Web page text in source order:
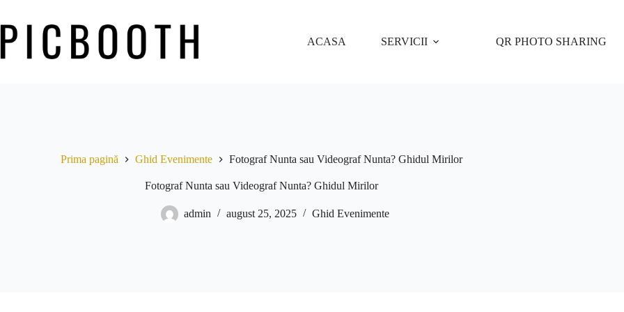
ACASA SERVICII QR PHOTO SHARING
Prima pagină Ghid Evenimente Fotograf Nunta sau Videograf Nunta? Ghidul Mirilor
Fotograf Nunta sau Videograf Nunta? Ghidul Mirilor
admin august 25, 2025 Ghid Evenimente